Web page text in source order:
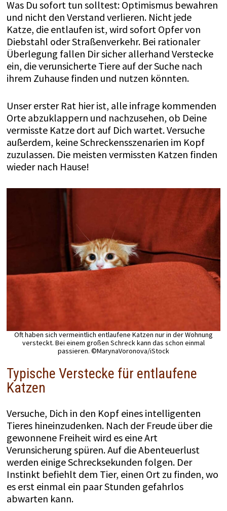
Was Du sofort tun solltest: Optimismus bewahren
und nicht den Verstand verlieren. Nicht jede
Katze, die entlaufen ist, wird sofort Opfer von
Diebstahl oder Straßenverkehr. Bei rationaler
Überlegung fallen Dir sicher allerhand Verstecke
ein, die verunsicherte Tiere auf der Suche nach
ihrem Zuhause finden und nutzen könnten.
Unser erster Rat hier ist, alle infrage kommenden
Orte abzuklappern und nachzusehen, ob Deine
vermisste Katze dort auf Dich wartet. Versuche
außerdem, keine Schreckensszenarien im Kopf
zuzulassen. Die meisten vermissten Katzen finden
wieder nach Hause!
Oft haben sich vermeintlich entlaufene Katzen nur in der Wohnung
versteckt. Bei einem großen Schreck kann das schon einmal
passieren. ©MarynaVoronova/iStock
Typische Verstecke für entlaufene
Katzen
Versuche, Dich in den Kopf eines intelligenten
Tieres hineinzudenken. Nach der Freude über die
gewonnene Freiheit wird es eine Art
Verunsicherung spüren. Auf die Abenteuerlust
werden einige Schrecksekunden folgen. Der
Instinkt befiehlt dem Tier, einen Ort zu finden, wo
es erst einmal ein paar Stunden gefahrlos
abwarten kann.